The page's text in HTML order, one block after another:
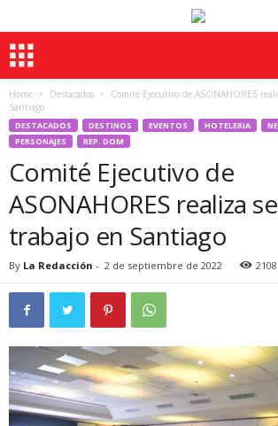
Home Destacados
Comité Ejecutivo de ASONAHORES
Santiago
DESTACADOS DESTINOS EVENTOS HOTELERIA
PERSONAJES
REP. DOM
Comité Ejecutivo de
ASONAHORES realiza
trabajo en Santiago
By La Redacción - 2 de septiembre de 2022 2108